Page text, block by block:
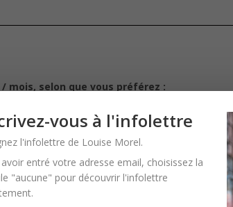
mois, selon que vous préférez :
en cours,
les séances.
éviter le “trop” comme le “pas assez”.
vous à l'infolettre
l'infolettre de Louise Morel.
entré votre adresse email, choisissez la
"aucune" pour découvrir l'infolettre